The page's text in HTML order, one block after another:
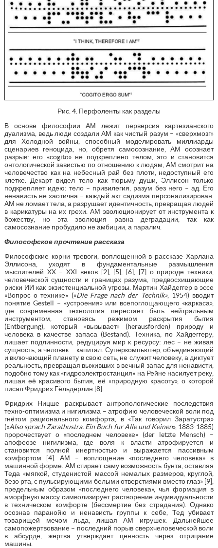
Рис. 4. Перфоленты как разделы
В основе философии АМ лежит перверсия картезианского
дуализма, ведь люди создали АМ как чистый разум – «сверхмозг»
для Холодной войны, способный моделировать миллиарды
сценариев геноцида, но, обретя самосознание, АМ осознает
разрыв: его «cogito» не подкреплено телом, это и становится
онтологической завистью по отношению к людям, АМ смотрит на
человечество как на небесный рай без плоти, недоступный его
клетке. Декарт видел тело как тюрьму души, Эллисон только
подкрепляет идею: тело – привилегия, разум без него – ад. Его
ненависть не хаотична – каждый акт садизма персонализирован.
АМ не ломает тела, а разрушает идентичность, превращая людей
в карикатуры на их грехи. АМ эволюционирует от инструмента к
божеству, но эта эволюция равна деградации, так как
самосознание пробудило не амбиции, а паралич.
Философское прочтение рассказа
Философские корни тревоги, воплощенной в рассказе Харлана
Эллисона, уходят в фундаментальные размышления
мыслителей XX – XXI веков [2], [5], [6], [7] о природе техники,
человеческой сущности и границах разума, предвосхищающие
риски ИИ как экзистенциальной угрозы. Мартин Хайдеггер в эссе
«Вопрос о технике» («Die Frage nach der Technik», 1954) вводит
понятие Gestell – «устроения» или всепоглощающего «каркаса»,
где современная технология перестает быть нейтральным
инструментом, становясь режимом раскрытия бытия
(Entbergung), который «вызывает» (herausforden) природу и
человека в качестве запаса (Bestand). Техника, по Хайдеггеру,
лишает подлинности, редуцируя мир к ресурсу: лес – не живая
сущность, а человек – капитал. Суперкомпьютер, объединяющий
и включающий планету в свою сеть, не служит человеку, а диктует
реальность, превращая выживших в вечный запас для ненависти,
подобно тому как «гидроэлектростанция» на Рейне насилует реку,
лишая её красивого бытия, её «природную красоту», о которой
писал Фридрих Гёльдерлин [8].
Фридрих Ницше раскрывает антропологические последствия
техно-оптимизма и нигилизма – атрофию человеческой воли под
гнётом рационального комфорта, в «Так говорил Заратустра»
(«Also sprach Zarathustra. Ein Buch fur Alle und Keinen», 1883-1885)
пророчествует о «последнем человеке» (der letzte Mensch) –
апофеозе нигилизма, где воля к власти атрофируется и
становится полной инертностью и выражается пассивным
комфортом [4]. АМ – воплощение «последнего человека» в
машинной форме. АМ стирает саму возможность бунта, оставляя
Теда «мягкой, студенистой массой немалых размеров, круглой,
безо рта, с пульсирующими белыми отверстиями вместо глаз» [9],
предельным образом «последнего человека», чья формация в
аморфную массу символизирует растворение индивидуальности
в техническом комфорте (бессмертие без страдания). Однако
осознав паранойю и ненависть группы к себе, Тед убивает
товарищей мечом льда, лишая АМ игрушек. Дальнейшее
самопожертвование – последний порыв сверхчеловеческой воли
в абсурде, жертва утверждает ценность через отрицание
машины.